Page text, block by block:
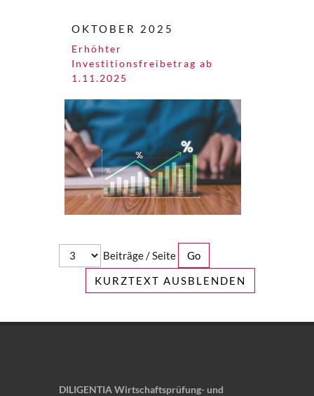
OKTOBER 2025
Erhöhter
Investitionsfreibetrag ab
1.11.2025
Beiträge / Seite
KURZTEXT AUSBLENDEN
DILIGENTIA Wirtschaftsprüfung- und